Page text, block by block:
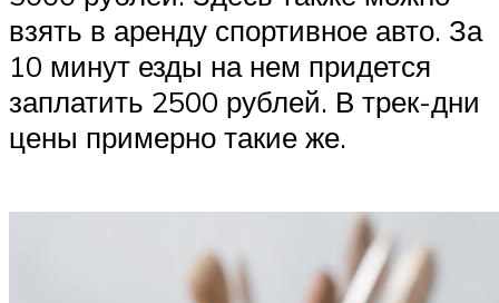
взять в аренду спортивное авто. За
10 минут езды на нем придется
заплатить 2500 рублей. В трек-дни
цены примерно такие же.